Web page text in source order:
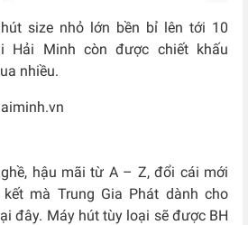
size nhỏ lớn bền bỉ lên tới 10
Hải Minh còn được chiết khấu
nhiều.
hậu mãi từ A – Z, đổi cái mới
mà Trung Gia Phát dành cho
đây. Máy hút tùy loại sẽ được BH